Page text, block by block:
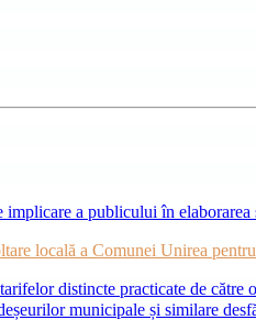
a publicului în
locală a Comunei Unirea
distincte practicate de
municipale și similare